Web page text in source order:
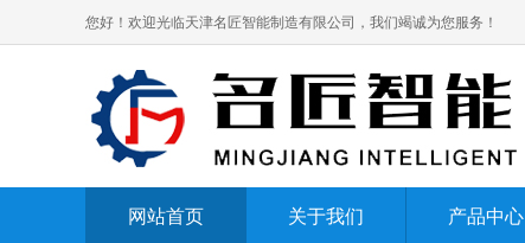
您好！欢迎光临天津名匠智能制造有限公司，我们竭诚为您服务！
网站首页 关于我们 产品中心